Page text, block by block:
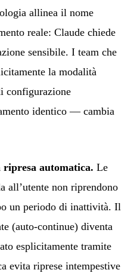
allinea il nome
reale: Claude chiede
sensibile. I team che
la modalità
configurazione
identico — cambia
ripresa automatica. Le
all’utente non riprendono
un periodo di inattività. Il
(auto-continue) diventa
esplicitamente tramite
evita riprese intempestive